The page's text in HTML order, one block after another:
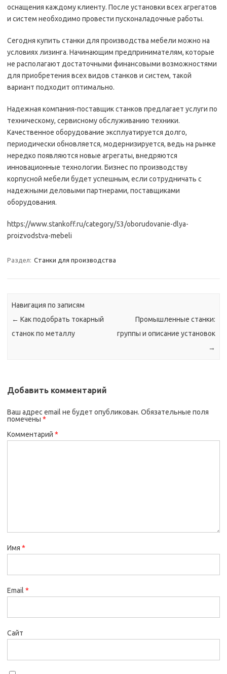
оснащения каждому клиенту. После установки всех агрегатов
и систем необходимо провести пусконаладочные работы.
Сегодня купить станки для производства мебели можно на
условиях лизинга. Начинающим предпринимателям, которые
не располагают достаточными финансовыми возможностями
для приобретения всех видов станков и систем, такой
вариант подходит оптимально.
Надежная компания-поставщик станков предлагает услуги по
техническому, сервисному обслуживанию техники.
Качественное оборудование эксплуатируется долго,
периодически обновляется, модернизируется, ведь на рынке
нередко появляются новые агрегаты, внедряются
инновационные технологии. Бизнес по производству
корпусной мебели будет успешным, если сотрудничать с
надежными деловыми партнерами, поставщиками
оборудования.
https://www.stankoff.ru/category/53/oborudovanie-dlya-
proizvodstva-mebeli
Раздел: Станки для производства
Навигация по записям
← Как подобрать токарный
станок по металлу
Промышленные станки:
группы и описание установок
→
Добавить комментарий
Ваш адрес email не будет опубликован. Обязательные поля
помечены *
Комментарий *
Имя *
Email *
Сайт